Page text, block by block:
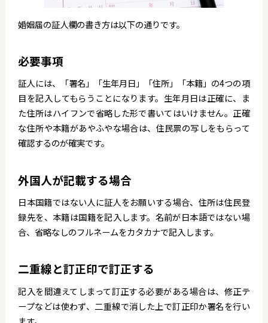
婚姻届の証人欄の書き方は以下の通りです。
必要事項
証人には、「署名」「生年月日」「住所」「本籍」の4つの項
目を記入してもらうことになります。生年月日は正確に、ま
た住所はハイフンで省略した形で書いてはいけません。正確
な住所や本籍があやふやな場合は、住民票の写しをもらって
確認するのが確実です。
外国人が記載する場合
日本国籍ではない人に証人をお願いする場合、住所は住民登
録先を、本籍は国籍を記入します。名前が日本語ではない場
合、省略なしのフルネームをカタカナで記入します。
二重線と訂正印で訂正する
記入を間違えてしまって訂正する必要がある場合は、修正テ
ープなどは使わず、二重線で消した上で訂正印か署名を行い